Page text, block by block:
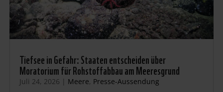
Tiefsee in Gefahr: Staaten entscheiden über
Moratorium für Rohstoffabbau am Meeresgrund
Juli 24, 2026 | Meere, Presse-Aussendung